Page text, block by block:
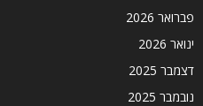
פברואר 2026
ינואר 2026
דצמבר 2025
נובמבר 2025